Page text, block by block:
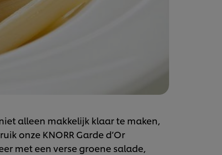
alleen makkelijk klaar te maken,
onze KNORR Garde d’Or
met een verse groene salade,